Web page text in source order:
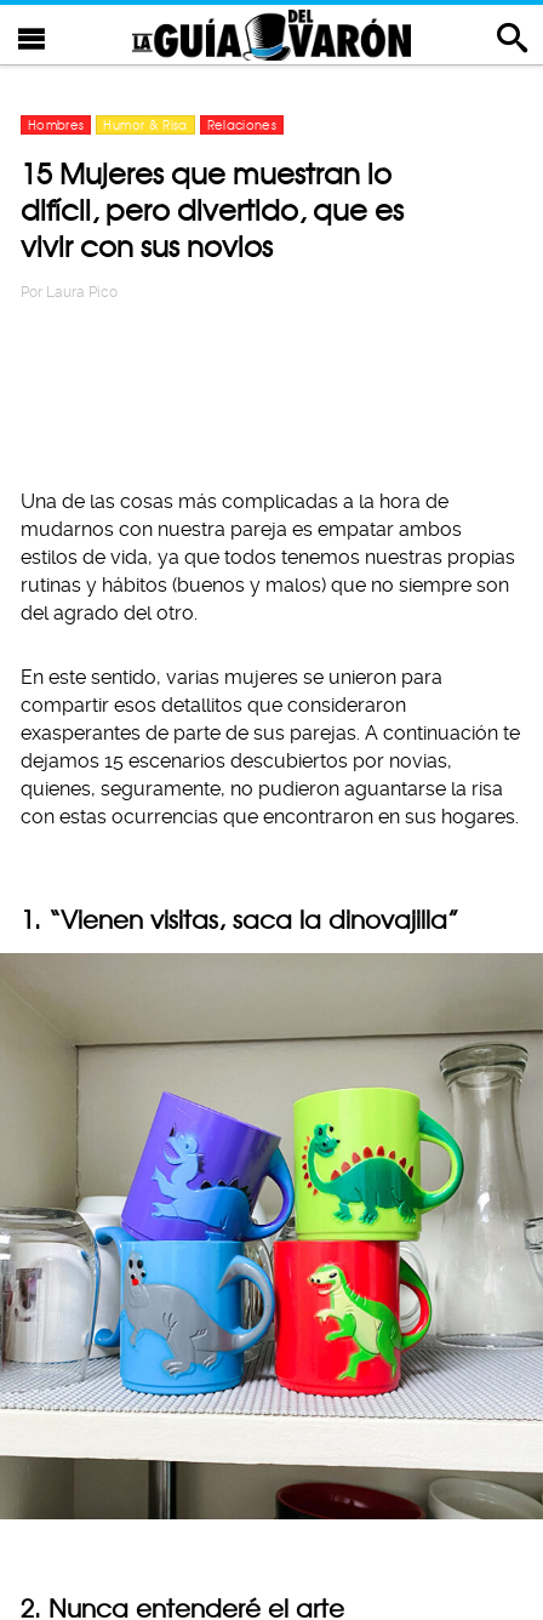
Hombres Humor & Risa Relaciones
15 Mujeres que muestran lo
difícil, pero divertido, que es
vivir con sus novios
Por Laura Pico
Una de las cosas más complicadas a la hora de
mudarnos con nuestra pareja es empatar ambos
estilos de vida, ya que todos tenemos nuestras propias
rutinas y hábitos (buenos y malos) que no siempre son
del agrado del otro.
En este sentido, varias mujeres se unieron para
compartir esos detallitos que consideraron
exasperantes de parte de sus parejas. A continuación te
dejamos 15 escenarios descubiertos por novias,
quienes, seguramente, no pudieron aguantarse la risa
con estas ocurrencias que encontraron en sus hogares.
1. “Vienen visitas, saca la dinovajilla”
2. Nunca entenderé el arte